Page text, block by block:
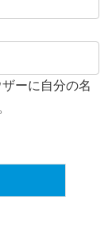
ーに自分の名